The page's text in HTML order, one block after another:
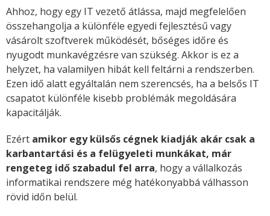
Ahhoz, hogy egy IT vezető átlássa, majd megfelelően
összehangolja a különféle egyedi fejlesztésű vagy
vásárolt szoftverek működését, bőséges időre és
nyugodt munkavégzésre van szükség. Akkor is ez a
helyzet, ha valamilyen hibát kell feltárni a rendszerben.
Ezen idő alatt egyáltalán nem szerencsés, ha a belsős IT
csapatot különféle kisebb problémák megoldására
kapacitálják.
Ezért amikor egy külsős cégnek kiadják akár csak a
karbantartási és a felügyeleti munkákat, már
rengeteg idő szabadul fel arra, hogy a vállalkozás
informatikai rendszere még hatékonyabbá válhasson
rövid időn belül.